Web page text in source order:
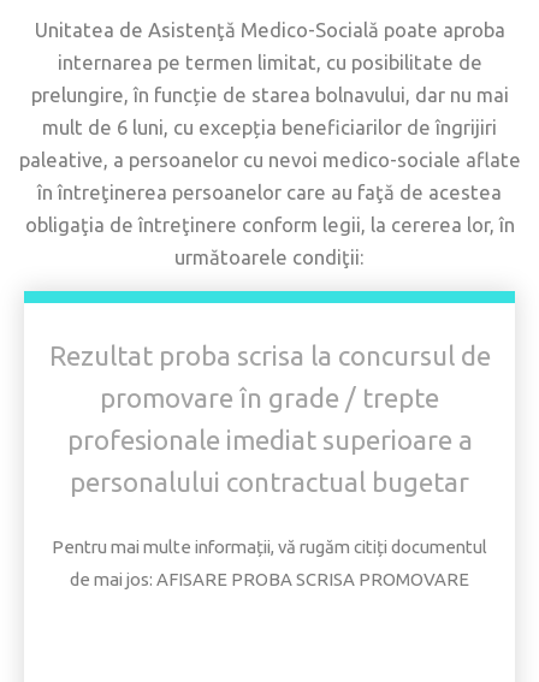
Unitatea de Asistenţă Medico-Socială poate aproba
internarea pe termen limitat, cu posibilitate de
prelungire, în funcție de starea bolnavului, dar nu mai
mult de 6 luni, cu excepția beneficiarilor de îngrijiri
paleative, a persoanelor cu nevoi medico-sociale aflate
în întreţinerea persoanelor care au faţă de acestea
obligaţia de întreţinere conform legii, la cererea lor, în
următoarele condiţii:
Rezultat proba scrisa la concursul de
promovare în grade / trepte
profesionale imediat superioare a
personalului contractual bugetar
Pentru mai multe informații, vă rugăm citiți documentul
de mai jos: AFISARE PROBA SCRISA PROMOVARE